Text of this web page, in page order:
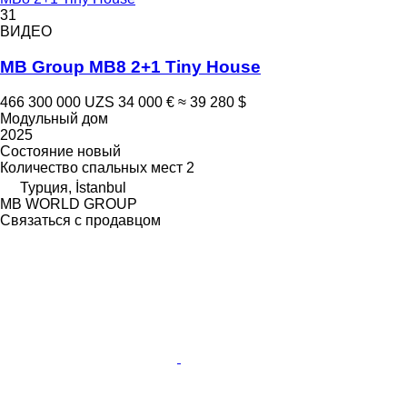
31
ВИДЕО
MB Group MB8 2+1 Tiny House
466 300 000 UZS 34 000 € ≈ 39 280 $
Модульный дом
2025
Состояние новый
Количество спальных мест 2
Турция, İstanbul
MB WORLD GROUP
Связаться с продавцом